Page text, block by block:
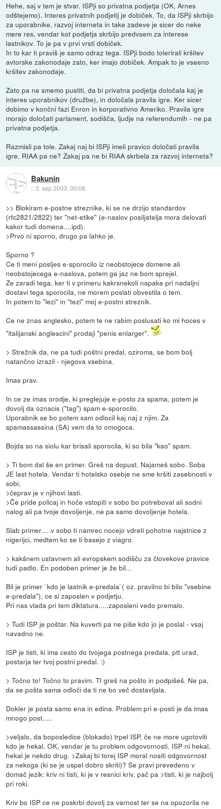
Hehe, saj v tem je stvar. ISPji so privatna podjetja (OK, Arnes
odštejemo). Interes privatnih podjetij je dobiček. To, da ISPji skrbijo
za uporabnike, razvoj interneta in take zadeve je sicer do neke
mere res, vendar kot podjetja skrbijo predvsem za interese
lastnikov. To je pa v prvi vrsti dobiček.
In to kar ti praviš je samo odraz tega. ISPji bodo tolerirali kršitev
avtorske zakonodaje zato, ker imajo dobiček. Ampak to je vseeno
kršitev zakonodaje.
Zato pa ne smemo pustiti, da bi privatna podjetja določala kaj je
interes uporabnikov (družbe), in določala pravila igre. Ker sicer
dobimo v končni fazi Enron in korporativno Ameriko. Pravila igre
morajo določati parlament, sodišča, ljudje na referendumih - ne pa
privatna podjetja.
Razmisli pa tole. Zakaj naj bi ISPji imeli pravico določati pravila
igre, RIAA pa ne? Zakaj pa ne bi RIAA skrbela za razvoj interneta?
Bakunin
::3. sep 2003, 00:06
>> Blokiram e-postne streznike, ki se ne drzijo standardov
(rfc2821/2822) ter "net-etike" (e-naslov posiljatelja mora delovati
kakor tudi domena....ipd).
>Prvo ni sporno, drugo pa lahko je.
Sporno ?
Ce ti meni posljes e-sporocilo iz neobstojece domene ali
neobstojecega e-naslova, potem ga jaz ne bom sprejel.
Ze zaradi tega, ker ti v primeru kakrsnekoli napake pri nadaljni
dostavi tega sporocila, ne morem poslati obvestila o tem.
In potem to "lezi" in "tezi" moj e-postni streznik.
Ce ne znas anglesko, potem te ne rabim poslusati ko mi hoces v
"italijanski anglescini" prodaji "penis enlarger".
> Strežnik da, ne pa tudi poštni predal, oziroma, se bom bolj
natančno izrazil - njegova vsebina.
Imas prav.
In ce ze imas orodje, ki preglejuje e-posto za spama, potem je
dovolj da oznacis ("tag") spam e-sporocilo.
Uporabnik se bo potem sam odlocil kaj naj z njim. Za
spamassassina (SA) vem da to omogoca.
Bojda so na siolu kar brisali sporocila, ki so bila "kao" spam.
> Ti bom dal še en primer. Greš na dopust. Najameš sobo. Soba
JE last hotela. Vendar ti hotelsko osebje ne sme kršiti zasebnosti v
sobi,
>čeprav je v njihovi lasti.
>Če pride policaj in hoče vstopiti v sobo bo potreboval ali sodni
nalog ali pa tvoje dovoljenje, ne pa samo dovoljenje hotela.
Slab primer.....v sobo ti namrec nocejo vdreti pohotne najstnice z
nigerijci, medtem ko se ti basejo z viagro.
> kakšnem ustavnem ali evropskem sodišču za človekove pravice
tudi padlo. En podoben primer je že bil...
Bil je primer `kdo je lastnik e-predala`( oz. pravilno bi bilo "vsebine
e-predala"), ce si zaposlen v podjetju.
Pri nas vlada pri tem diktatura.....zaposleni vedo premalo.
> Tudi ISP je poštar. Na kuverti pa ne piše kdo jo je poslal - vsaj
navadno ne.
ISP je tisti, ki ima cesto do tvojega postnega predala, ptt urad,
postarja ter tvoj postni predal. :)
> Točno to! Točno to pravim. TI greš na pošto in podpišeš. Ne pa,
da se pošta sama odloči da ti ne bo več dostavljala.
Dokler je posta samo ena in edina. Problem pri e-posti je da imas
mnogo post.....
>veljalo, da boposledice (blokado) trpel ISP, če ne more ugotoviti
kdo je hekal. OK, vendar je tu problem odgovornosti. ISP ni hekal,
hekal je nekdo drug. >Zakaj bi torej ISP moral nositi odgovornost
za nekoga (ki se je uspel dobro skriti)? Se pravi prevedeno v
domač jezik: kriv ni tisti, ki je v resnici kriv, pač pa >tisti, ki je najbolj
pri roki.
Kriv bo ISP ce ne poskrbi dovolj za varnost ter se na opozorila ne